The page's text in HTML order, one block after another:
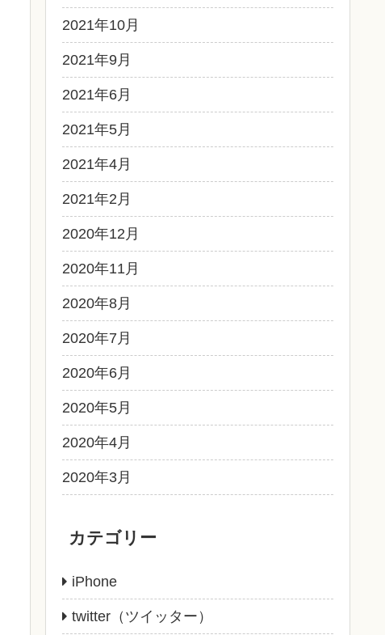
2021年10月
2021年9月
2021年6月
2021年5月
2021年4月
2021年2月
2020年12月
2020年11月
2020年8月
2020年7月
2020年6月
2020年5月
2020年4月
2020年3月
カテゴリー
iPhone
twitter（ツイッター）